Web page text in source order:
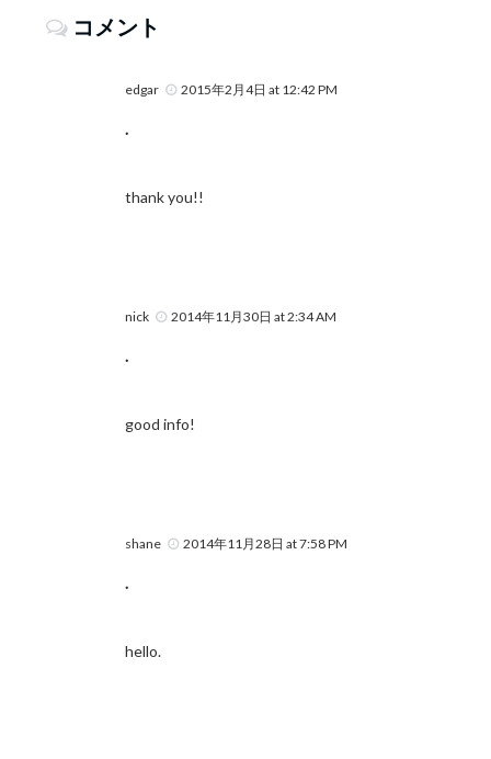
コメント
edgar 2015年2月4日 at 12:42 PM
.
thank you!!
nick 2014年11月30日 at 2:34 AM
.
good info!
shane 2014年11月28日 at 7:58 PM
.
hello.